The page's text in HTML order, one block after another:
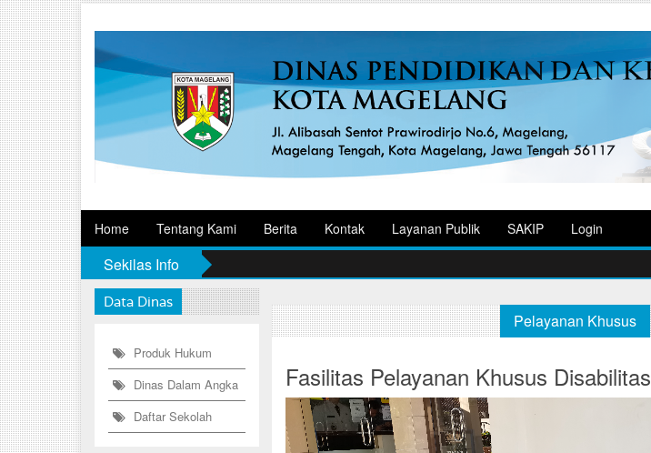
Home Tentang Kami Berita Kontak Layanan Publik SAKIP Login
Sekilas Info
Data Dinas
Produk Hukum
Dinas Dalam Angka
Daftar Sekolah
Pelayanan Khusus
Fasilitas Pelayanan Khusus Disabilitas